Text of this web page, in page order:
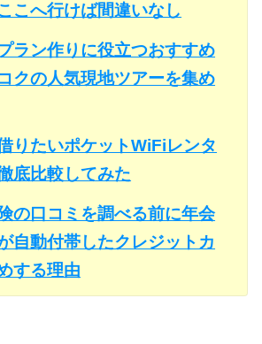
こへ行けば間違いなし
ラン作りに役立つおすすめ
クの人気現地ツアーを集め
りたいポケットWiFiレンタ
底比較してみた
の口コミを調べる前に年会
自動付帯したクレジットカ
する理由